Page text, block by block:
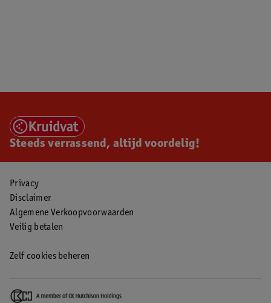
Steeds verrassend, altijd voordelig!
Privacy
Disclaimer
Algemene Verkoopvoorwaarden
Veilig betalen
Zelf cookies beheren